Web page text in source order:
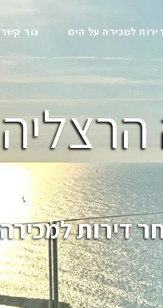
למכירה על הים צור קשר
דירות